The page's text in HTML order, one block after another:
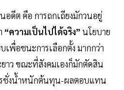
อดีต คือ การถกเถียงมักวนอยู่
“ความเป็นไปได้จริง” นโยบาย
พื่อชนะการเลือกตั้ง มากกว่า
าว ขณะที่สังคมเองก็มักตัดสิน
รชั่งนํ้าหนักต้นทุน-ผลตอบแทน